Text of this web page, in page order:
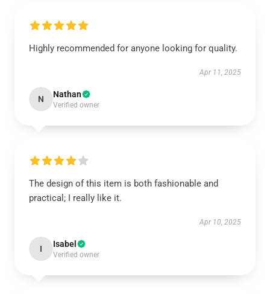
Highly recommended for anyone looking for quality.
Apr 11, 2025
N Nathan
Verified owner
The design of this item is both fashionable and
practical; I really like it.
Apr 10, 2025
I Isabel
Verified owner